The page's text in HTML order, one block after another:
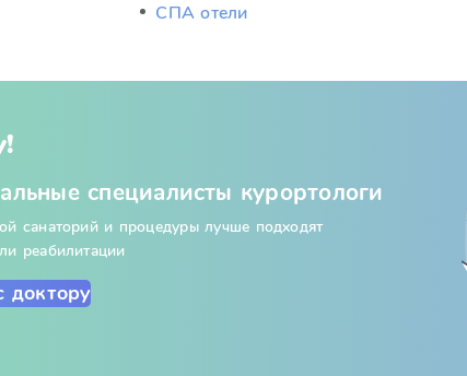
СПА отели
специалисты курортологи
санаторий и процедуры лучше подходят
реабилитации
доктору